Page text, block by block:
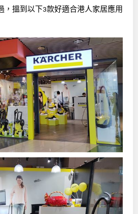
，搵到以下3款好適合港人家居應用